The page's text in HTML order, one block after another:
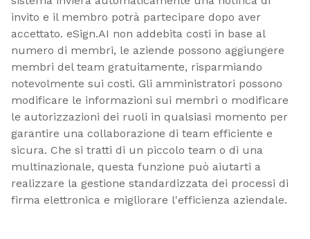
invito e il membro potrà partecipare dopo aver
accettato. eSign.AI non addebita costi in base al
numero di membri, le aziende possono aggiungere
membri del team gratuitamente, risparmiando
notevolmente sui costi. Gli amministratori possono
modificare le informazioni sui membri o modificare
le autorizzazioni dei ruoli in qualsiasi momento per
garantire una collaborazione di team efficiente e
sicura. Che si tratti di un piccolo team o di una
multinazionale, questa funzione può aiutarti a
realizzare la gestione standardizzata dei processi di
firma elettronica e migliorare l'efficienza aziendale.